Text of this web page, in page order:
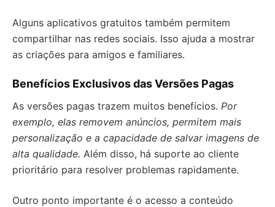
Alguns aplicativos gratuitos também permitem
compartilhar nas redes sociais. Isso ajuda a mostrar
as criações para amigos e familiares.
Benefícios Exclusivos das Versões Pagas
As versões pagas trazem muitos benefícios. Por
exemplo, elas removem anúncios, permitem mais
personalização e a capacidade de salvar imagens de
alta qualidade. Além disso, há suporte ao cliente
prioritário para resolver problemas rapidamente.
Outro ponto importante é o acesso a conteúdo